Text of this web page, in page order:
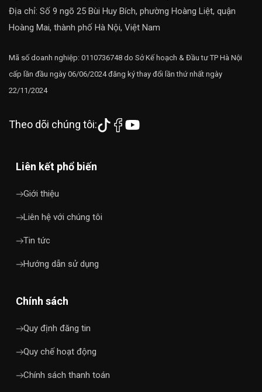
Địa chỉ: Số 9 ngõ 25 Bùi Huy Bích, phường Hoàng Liệt, quận
Hoàng Mai, thành phố Hà Nội, Việt Nam
Mã số doanh nghiệp: 0110736748 do Sở Kế hoạch & Đầu tư TP Hà Nội
cấp lần đầu ngày 06/06/2024 đăng ký thay đổi lần thứ nhất ngày
22/11/2024
Theo dõi chúng tôi:
Liên kết phổ biến
Giới thiệu
Liên hệ với chúng tôi
Tin tức
Hướng dẫn sử dụng
Chính sách
Quy định đăng tin
Quy chế hoạt động
Chính sách thanh toán